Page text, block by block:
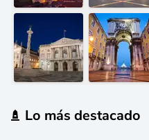
Lo más destacado